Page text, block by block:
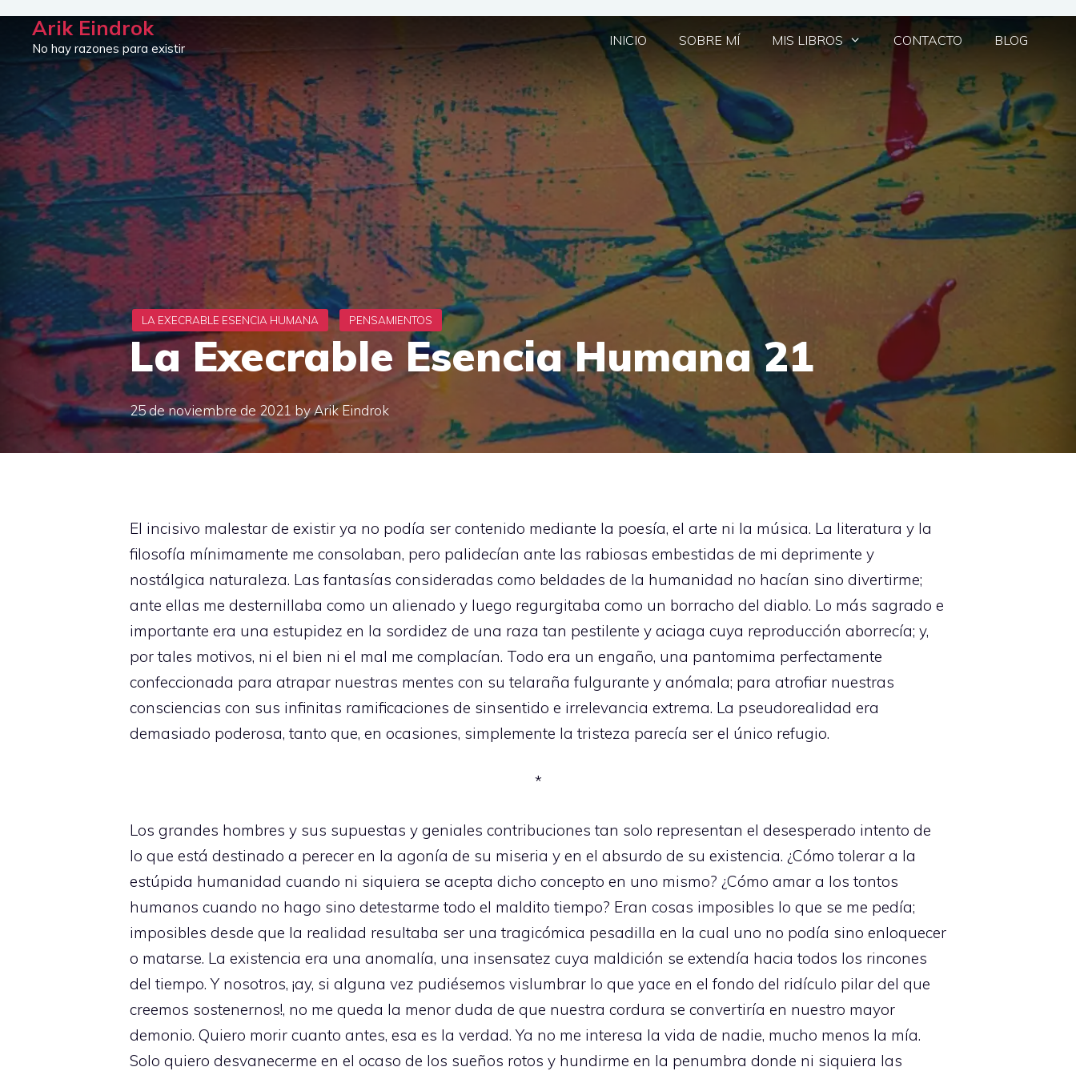
Saltar
contenido
Arik Eindrok
No hay razones para existir
INICIO SOBRE MÍ MIS LIBROS CONTACTO BLOG
La Execrable Esencia Humana 21
25 de noviembre de 2021 byArik Eindrok
El incisivo malestar de existir ya no podía ser contenido mediante la poesía, el arte ni la música. La literatura y la
filosofía mínimamente me consolaban, pero palidecían ante las rabiosas embestidas de mi deprimente y
nostálgica naturaleza. Las fantasías consideradas como beldades de la humanidad no hacían sino divertirme;
ante ellas me desternillaba como un alienado y luego regurgitaba como un borracho del diablo. Lo más sagrado e
importante era una estupidez en la sordidez de una raza tan pestilente y aciaga cuya reproducción aborrecía; y,
por tales motivos, ni el bien ni el mal me complacían. Todo era un engaño, una pantomima perfectamente
confeccionada para atrapar nuestras mentes con su telaraña fulgurante y anómala; para atrofiar nuestras
consciencias con sus infinitas ramificaciones de sinsentido e irrelevancia extrema. La pseudorealidad era
demasiado poderosa, tanto que, en ocasiones, simplemente la tristeza parecía ser el único refugio.
*
Los grandes hombres y sus supuestas y geniales contribuciones tan solo representan el desesperado intento de
lo que está destinado a perecer en la agonía de su miseria y en el absurdo de su existencia. ¿Cómo tolerar a la
estúpida humanidad cuando ni siquiera se acepta dicho concepto en uno mismo? ¿Cómo amar a los tontos
humanos cuando no hago sino detestarme todo el maldito tiempo? Eran cosas imposibles lo que se me pedía;
imposibles desde que la realidad resultaba ser una tragicómica pesadilla en la cual uno no podía sino enloquecer
o matarse. La existencia era una anomalía, una insensatez cuya maldición se extendía hacia todos los rincones
del tiempo. Y nosotros, ¡ay, si alguna vez pudiésemos vislumbrar lo que yace en el fondo del ridículo pilar del que
creemos sostenernos!, no me queda la menor duda de que nuestra cordura se convertiría en nuestro mayor
demonio. Quiero morir cuanto antes, esa es la verdad. Ya no me interesa la vida de nadie, mucho menos la mía.
Solo quiero desvanecerme en el ocaso de los sueños rotos y hundirme en la penumbra donde ni siquiera las